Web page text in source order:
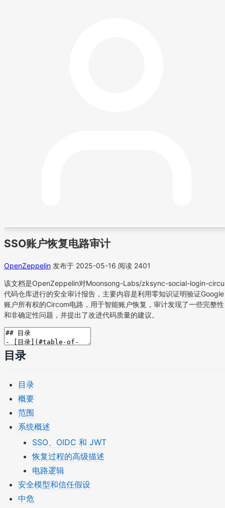
SSO账户恢复电路审计
OpenZeppelin 发布于 2025-05-16 阅读 2401
该文档是OpenZeppelin对Moonsong-Labs/zksync-social-login-
代码仓库进行的安全审计报告，主要内容是利用零知识证明验证Google
账户所有权的Circom电路，用于智能账户恢复，审计发现了一些完整性
和非确定性问题，并提出了改进代码质量的建议。
目录
目录
概要
范围
系统概述
SSO、OIDC 和 JWT
恢复过程的高级描述
电路逻辑
安全模型和信任假设
中危